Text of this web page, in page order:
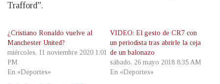
Trafford”.
¿Cristiano Ronaldo vuelve al
Manchester United?
miércoles, 11 noviembre 2020 1:01
PM
En «Deportes»
VIDEO: El gesto de CR7 con
un periodista tras abrirle la ceja
de un balonazo
sábado, 26 mayo 2018 8:35 AM
En «Deportes»